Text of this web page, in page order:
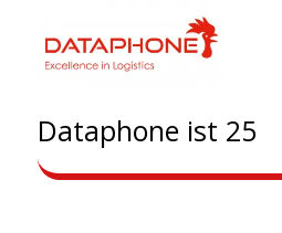
Dataphone ist 25